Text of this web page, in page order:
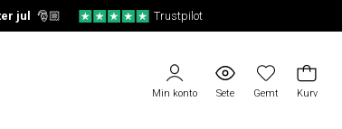
jul 🎅🏼 Trustpilot
Min konto Sete Gemt Kurv